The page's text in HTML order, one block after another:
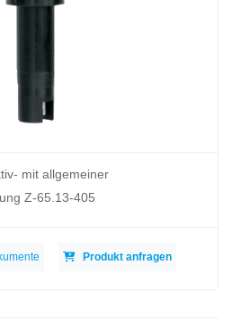
mit allgemeiner
Z-65.13-405
Produkt anfragen